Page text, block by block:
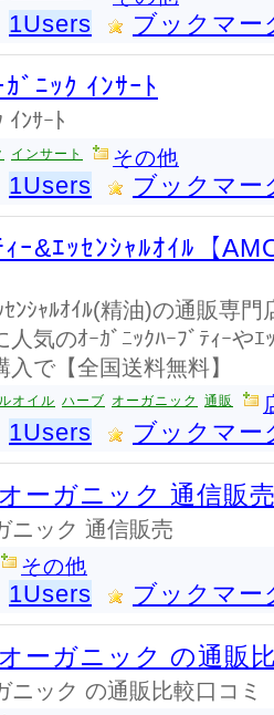
1Users ブックマー
ﾞﾆｯｸ ｲﾝｻｰﾄ
ｲﾝｻｰﾄ
インサート その他
1Users ブックマー
ｰ&ｴｯｾﾝｼｬﾙｵｲﾙ【
ｾﾝｼｬﾙｵｲﾙ(精油)の通販専
気のｵｰｶﾞﾆｯｸﾊｰﾌﾞﾃｨｰやｴ
で【全国送料無料】
オイル ハーブ オーガニック 通販
1Users ブックマー
ーガニック 通信販
ニック 通信販売
その他
1Users ブックマー
ーガニック の通販
ニック の通販比較口コミ